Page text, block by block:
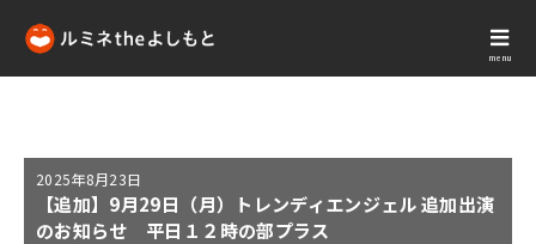
menu
2025年8月23日
【追加】9月29日（月）トレンディエンジェル 追加出演
のお知らせ 平日１２時の部プラス